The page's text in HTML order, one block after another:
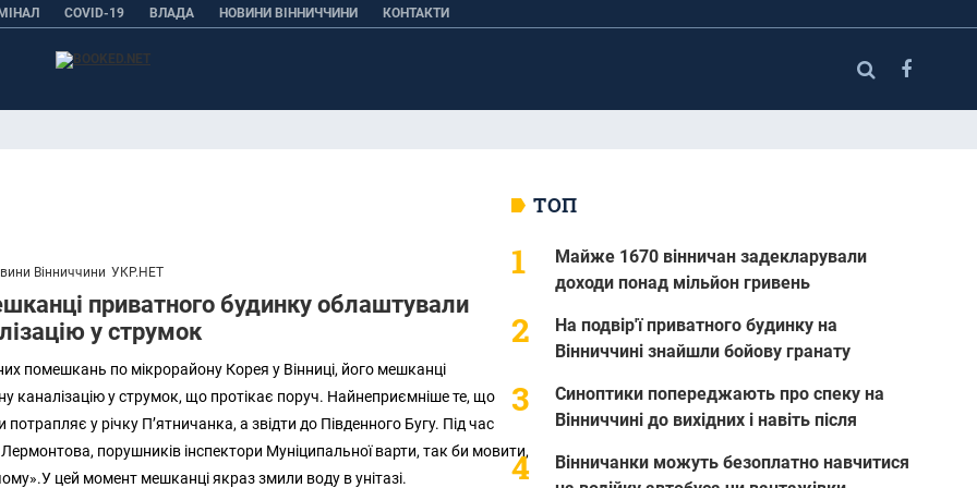
COVID-19 ВЛАДА НОВИНИ ВІННИЧЧИНИ КОНТАКТИ
Вінниччини УКР.НЕТ
приватного будинку облаштували
у струмок
помешкань по мікрорайону Корея у Вінниці, його мешканці
каналізацію у струмок, що протікає поруч. Найнеприємніше те, що
у річку П’ятничанка, а звідти до Південного Бугу. Під час
порушників інспектори Муніципальної варти, так би мовити,
цей момент мешканці якраз змили воду в унітазі.
ТОП
Майже 1670 вінничан задекларували
доходи понад мільйон гривень
На подвір'ї приватного будинку на
Вінниччині знайшли бойову гранату
Синоптики попереджають про спеку на
Вінниччині до вихідних і навіть після
Вінничанки можуть безоплатно навчитися